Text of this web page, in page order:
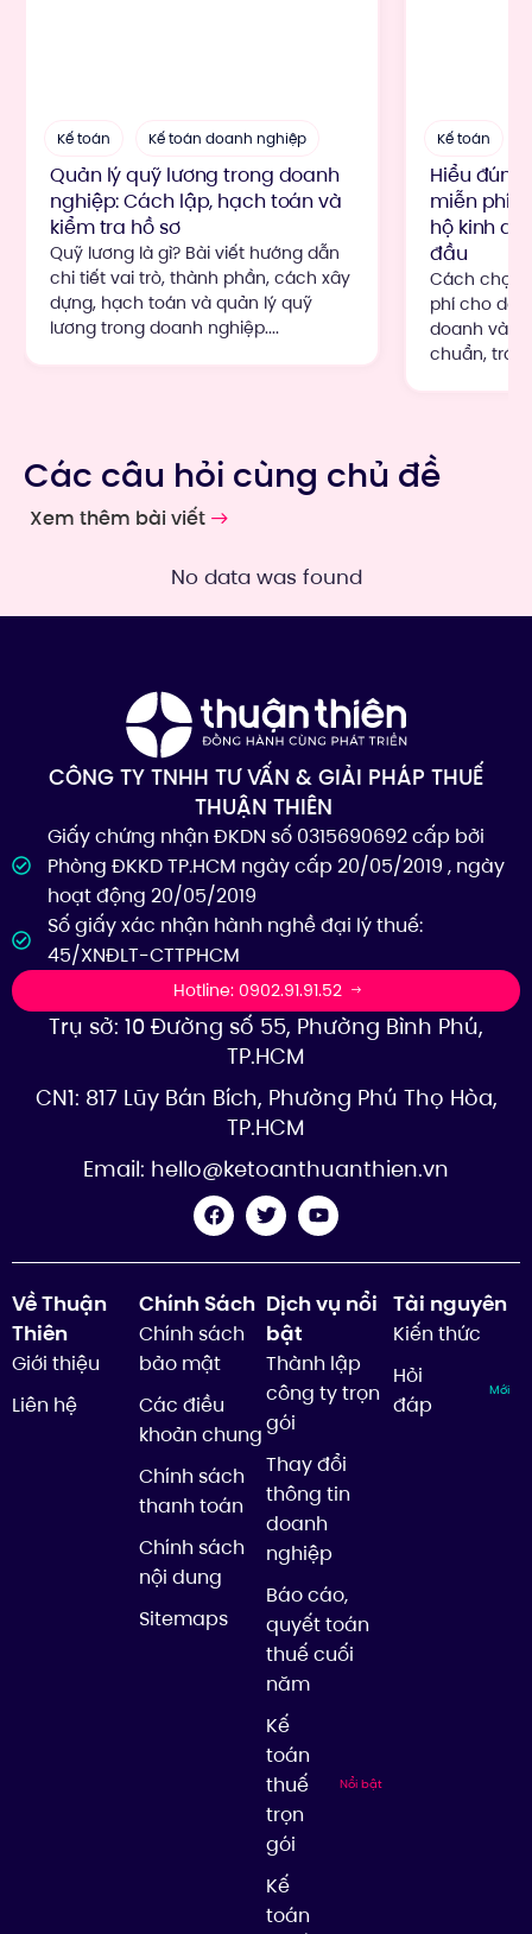
Kế toán Kế toán doanh nghiệp
Quản lý quỹ lương trong doanh
nghiệp: Cách lập, hạch toán và
kiểm tra hồ sơ
Quỹ lương là gì? Bài viết hướng dẫn
chi tiết vai trò, thành phần, cách xây
dựng, hạch toán và quản lý quỹ
lương trong doanh nghiệp....
Kế toán
Hiểu
miễn phí
hộ kinh
đầu
Cách chọn
phí cho
doanh và
chuẩn,
Các câu hỏi cùng chủ đề
Xem thêm bài viết
No data was found
CÔNG TY TNHH TƯ VẤN & GIẢI PHÁP THUẾ
THUẬN THIÊN
Giấy chứng nhận ĐKDN số 0315690692 cấp bởi
Phòng ĐKKD TP.HCM ngày cấp 20/05/2019 , ngày
hoạt động 20/05/2019
Số giấy xác nhận hành nghề đại lý thuế:
45/XNĐLT-CTTPHCM
Hotline: 0902.91.91.52
Trụ sở: 10 Đường số 55, Phường Bình Phú,
TP.HCM
CN1: 817 Lũy Bán Bích, Phường Phú Thọ Hòa,
TP.HCM
Email: hello@ketoanthuanthien.vn
Về Thuận
Thiên
Giới thiệu
Liên hệ
Chính Sách
Chính sách
bảo mật
Các điều
khoản chung
Chính sách
thanh toán
Chính sách
nội dung
Sitemaps
Dịch vụ nổi
bật
Thành lập
công ty trọn
gói
Thay đổi
thông tin
doanh
nghiệp
Báo cáo,
quyết toán
thuế cuối
năm
Kế
toán
thuế
trọn
gói
Nổi bật
Kế
toán
Tài nguyên
Kiến thức
Hỏi
đáp
Mới